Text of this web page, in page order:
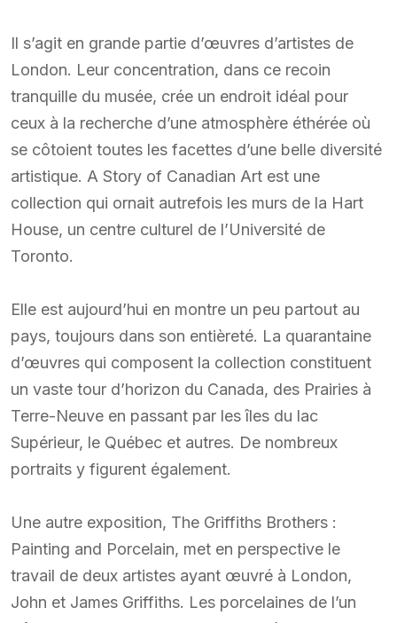
Il s’agit en grande partie d’œuvres d’artistes de
London. Leur concentration, dans ce recoin
tranquille du musée, crée un endroit idéal pour
ceux à la recherche d’une atmosphère éthérée où
se côtoient toutes les facettes d’une belle diversité
artistique. A Story of Canadian Art est une
collection qui ornait autrefois les murs de la Hart
House, un centre culturel de l’Université de
Toronto.
Elle est aujourd’hui en montre un peu partout au
pays, toujours dans son entièreté. La quarantaine
d’œuvres qui composent la collection constituent
un vaste tour d’horizon du Canada, des Prairies à
Terre-Neuve en passant par les îles du lac
Supérieur, le Québec et autres. De nombreux
portraits y figurent également.
Une autre exposition, The Griffiths Brothers :
Painting and Porcelain, met en perspective le
travail de deux artistes ayant œuvré à London,
John et James Griffiths. Les porcelaines de l’un